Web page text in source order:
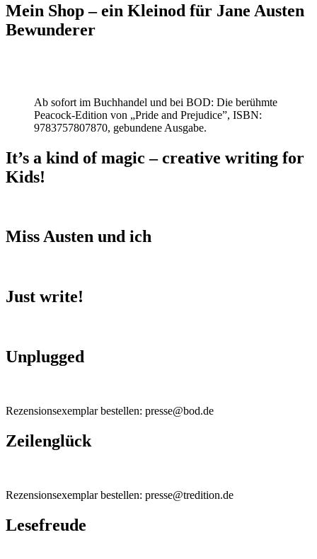
Mein Shop – ein Kleinod für Jane Austen
Bewunderer
Ab sofort im Buchhandel und bei BOD: Die berühmte
Peacock-Edition von „Pride and Prejudice”, ISBN:
9783757807870, gebundene Ausgabe.
It’s a kind of magic – creative writing for
Kids!
Miss Austen und ich
Just write!
Unplugged
Rezensionsexemplar bestellen: presse@bod.de
Zeilenglück
Rezensionsexemplar bestellen: presse@tredition.de
Lesefreude